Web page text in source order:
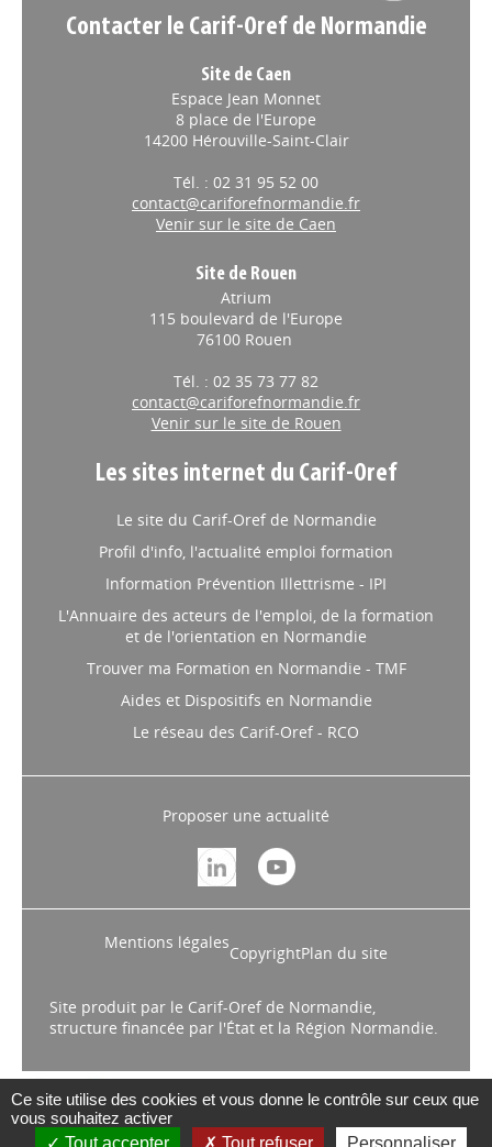
Contacter le Carif-Oref de Normandie
Site de Caen
Espace Jean Monnet
8 place de l'Europe
14200 Hérouville-Saint-Clair
Tél. : 02 31 95 52 00
contact@cariforefnormandie.fr
Venir sur le site de Caen
Site de Rouen
Atrium
115 boulevard de l'Europe
76100 Rouen
Tél. : 02 35 73 77 82
contact@cariforefnormandie.fr
Venir sur le site de Rouen
Les sites internet du Carif-Oref
Le site du Carif-Oref de Normandie
Profil d'info, l'actualité emploi formation
Information Prévention Illettrisme - IPI
L'Annuaire des acteurs de l'emploi, de la formation
et de l'orientation en Normandie
Trouver ma Formation en Normandie - TMF
Aides et Dispositifs en Normandie
Le réseau des Carif-Oref - RCO
Proposer une actualité
Mentions légales
CopyrightPlan du site
Site produit par le Carif-Oref de Normandie,
structure financée par l'État et la Région Normandie.
Ce site utilise des cookies et vous donne le contrôle sur ceux que
vous souhaitez activer
Tout accepter
Tout refuser Personnaliser